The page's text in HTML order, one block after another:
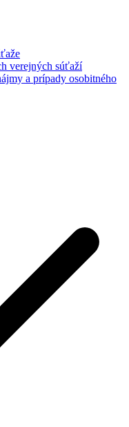
verejných súťaží
a prípady osobitného